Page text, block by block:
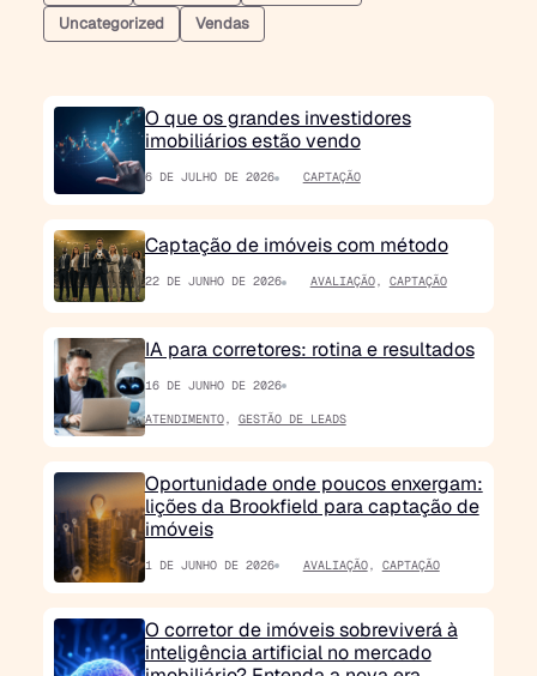
Uncategorized
Vendas
O que os grandes investidores
imobiliários estão vendo
6 DE JULHO DE 2026 CAPTAÇÃO
Captação de imóveis com método
22 DE JUNHO DE 2026 AVALIAÇÃO, CAPTAÇÃO
IA para corretores: rotina e resultados
16 DE JUNHO DE 2026
ATENDIMENTO, GESTÃO DE LEADS
Oportunidade onde poucos enxergam:
lições da Brookfield para captação de
imóveis
1 DE JUNHO DE 2026 AVALIAÇÃO, CAPTAÇÃO
O corretor de imóveis sobreviverá à
inteligência artificial no mercado